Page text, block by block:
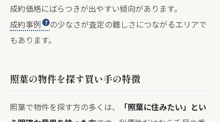
成約価格にばらつきが出やすい傾向があります。
成約事例
の少なさが査定の難しさにつながるエリアで
もあります。
照葉の物件を探す買い手の特徴
照葉で物件を探す方の多くは、
「照葉に住みたい」とい